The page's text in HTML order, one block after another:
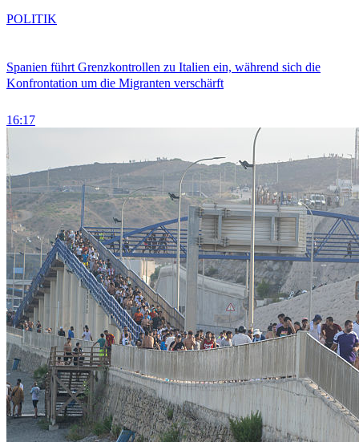
Spanien führt Grenzkontrollen zu Italien ein, während sich die
Konfrontation um die Migranten verschärft
16:17
POLITIK